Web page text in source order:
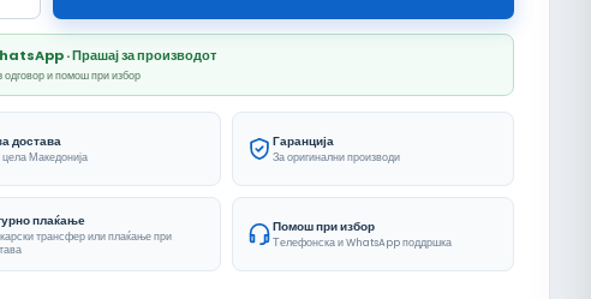
· Прашај за производот
одговор и помош при избор
достава
Македонија
Гаранција
За оригинални производи
плаќање
трансфер или плаќање при
Помош при избор
Телефонска и WhatsApp поддршка